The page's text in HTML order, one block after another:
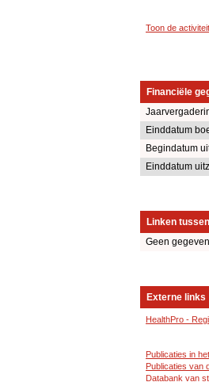
Toon de
Financiële
Einddatum
Begindatum
Einddatum
Linken
Geen
Externe links
HealthPro -
Publicaties in
Publicaties van
Databank van